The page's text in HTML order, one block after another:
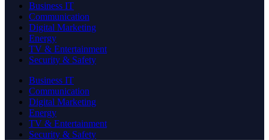
Business IT
Communication
Digital Marketing
Energy
TV & Entertainment
Security & Safety
Business IT
Communication
Digital Marketing
Energy
TV & Entertainment
Security & Safety